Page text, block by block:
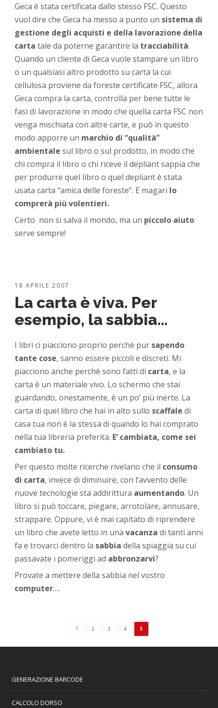
Geca è stata certificata dallo stesso FSC. Questo
vuol dire che Geca ha messo a punto un sistema di
gestione degli acquisti e della lavorazione della
carta tale da poterne garantire la tracciabilità.
Quando un cliente di Geca vuole stampare un libro
o un qualsiasi altro prodotto su carta la cui
cellulosa proviene da foreste certificate FSC, allora
Geca compra la carta, controlla per bene tutte le
fasi di lavorazione in modo che quella carta FSC non
venga mischiata con altre carte, e può in questo
modo apporre un marchio di “qualità”
ambientale sul libro o sul prodotto, in modo che
chi compra il libro o chi riceve il depliant sappia che
per produrre quel libro o quel depliant è stata
usata carta “amica delle foreste”. E magari lo
comprerà più volentieri.
Certo non si salva il mondo, ma un piccolo aiuto
serve sempre!
18 APRILE 2007
La carta è viva. Per
esempio, la sabbia…
I libri ci piacciono proprio perchè pur sapendo
tante cose, sanno essere piccoli e discreti. Mi
piacciono anche perchè sono fatti di carta, e la
carta è un materiale vivo. Lo schermo che stai
guardando, onestamente, è un po’ più inerte. La
carta di quel libro che hai in alto sullo scaffale di
casa tua non è la stessa di quando lo hai comprato
nella tua libreria preferita. E’ cambiata, come sei
cambiato tu.
Per questo molte ricerche rivelano che il consumo
di carta, invece di diminuire, con l’avvento delle
nuove tecnologie sta addirittura aumentando. Un
libro si può toccare, piegare, arrotolare, annusare,
strappare. Oppure, vi è mai capitato di riprendere
un libro che avete letto in unavacanza di tanti anni
fa e trovarci dentro la sabbia della spiaggia su cui
passavate i pomeriggi ad abbronzarvi?
Provate a mettere della sabbia nel vostro
computer….
1 2 3 4 5
GENERAZIONE BARCODE
CALCOLO DORSO